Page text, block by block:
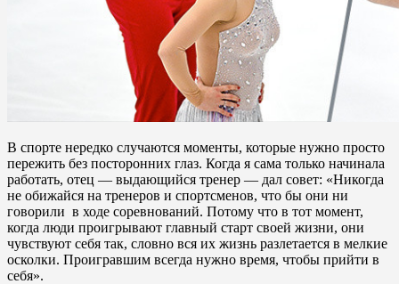
В спорте нередко случаются моменты, которые нужно просто
пережить без посторонних глаз. Когда я сама только начинала
работать, отец — выдающийся тренер — дал совет: «Никогда
не обижайся на тренеров и спортсменов, что бы они ни
говорили в ходе соревнований. Потому что в тот момент,
когда люди проигрывают главный старт своей жизни, они
чувствуют себя так, словно вся их жизнь разлетается в мелкие
осколки. Проигравшим всегда нужно время, чтобы прийти в
себя».